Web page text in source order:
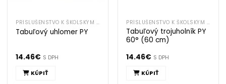
PRÍSLUŠENSTVO K ŠKOLSKÝM TABULIAM
Tabuľový uhlomer PY
14.46€ S DPH
KÚPIŤ
PRÍSLUŠENSTVO K ŠKOLSKÝM TABULIAM
Tabuľový trojuholník PY
60° (60 cm)
14.46€ S DPH
KÚPIŤ